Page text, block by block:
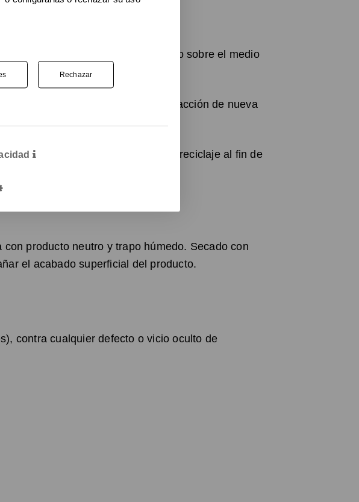
para reducir al mínimo el impacto sobre el medio
lo que permite la no sustracción de nueva
separables para favorecer el reciclaje al fin de
medio ambiente.
producto neutro y trapo húmedo. Secado con
el acabado superficial del producto.
contra cualquier defecto o vicio oculto de
Rechazar